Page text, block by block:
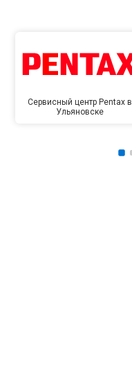
Сервисный центр Pentax в
Ульяновске